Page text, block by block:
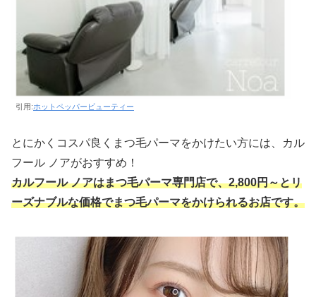
引用:ホットペッパービューティー
とにかくコスパ良くまつ毛パーマをかけたい方には、カル
フール ノアがおすすめ！
カルフール ノアはまつ毛パーマ専門店で、2,800円～とリ
ーズナブルな価格でまつ毛パーマをかけられるお店です。